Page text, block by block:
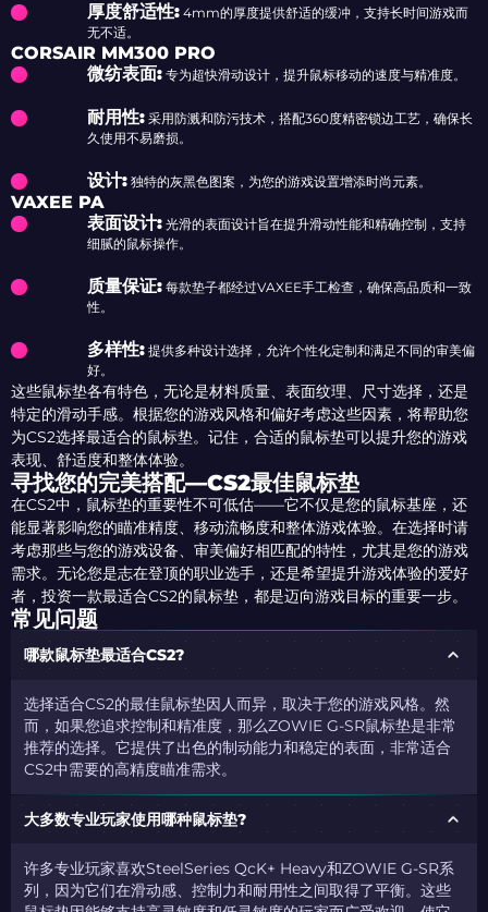
厚度舒适性: 4mm的厚度提供舒适的缓冲，支持长时间游戏而
无不适。
CORSAIR MM300 PRO
微纺表面: 专为超快滑动设计，提升鼠标移动的速度与精准度。
耐用性: 采用防溅和防污技术，搭配360度精密锁边工艺，确保长
久使用不易磨损。
设计: 独特的灰黑色图案，为您的游戏设置增添时尚元素。
VAXEE PA
表面设计: 光滑的表面设计旨在提升滑动性能和精确控制，支持
细腻的鼠标操作。
质量保证: 每款垫子都经过VAXEE手工检查，确保高品质和一致
性。
多样性: 提供多种设计选择，允许个性化定制和满足不同的审美偏
好。
这些鼠标垫各有特色，无论是材料质量、表面纹理、尺寸选择，还是
特定的滑动手感。根据您的游戏风格和偏好考虑这些因素，将帮助您
为CS2选择最适合的鼠标垫。记住，合适的鼠标垫可以提升您的游戏
表现、舒适度和整体体验。
寻找您的完美搭配—CS2最佳鼠标垫
在CS2中，鼠标垫的重要性不可低估——它不仅是您的鼠标基座，还
能显著影响您的瞄准精度、移动流畅度和整体游戏体验。在选择时请
考虑那些与您的游戏设备、审美偏好相匹配的特性，尤其是您的游戏
需求。无论您是志在登顶的职业选手，还是希望提升游戏体验的爱好
者，投资一款最适合CS2的鼠标垫，都是迈向游戏目标的重要一步。
常见问题
哪款鼠标垫最适合CS2?
选择适合CS2的最佳鼠标垫因人而异，取决于您的游戏风格。然
而，如果您追求控制和精准度，那么ZOWIE G-SR鼠标垫是非常
推荐的选择。它提供了出色的制动能力和稳定的表面，非常适合
CS2中需要的高精度瞄准需求。
大多数专业玩家使用哪种鼠标垫?
许多专业玩家喜欢SteelSeries QcK+ Heavy和ZOWIE G-SR系
列， 因为它们在滑动感、控制力和耐用性之间取得了平衡。这些